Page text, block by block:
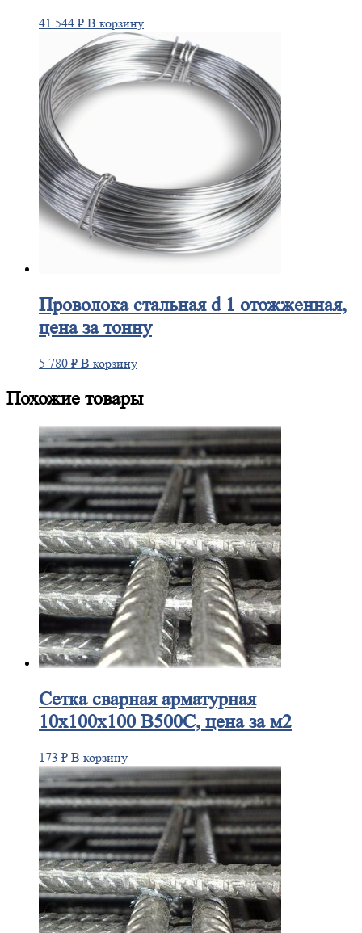
41 544 ₽ В корзину
Проволокастальная d 1 отожженная,
цена за тонну
5 780 ₽ В корзину
Похожие товары
Сеткасварная арматурная
10х100х100 В500С, цена за м2
173 ₽ В корзину